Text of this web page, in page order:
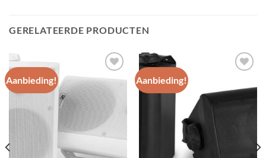
GERELATEERDE PRODUCTEN
Aanbieding!
Toevoegen
aan
wenslijst
Aanbieding!
wenslijst